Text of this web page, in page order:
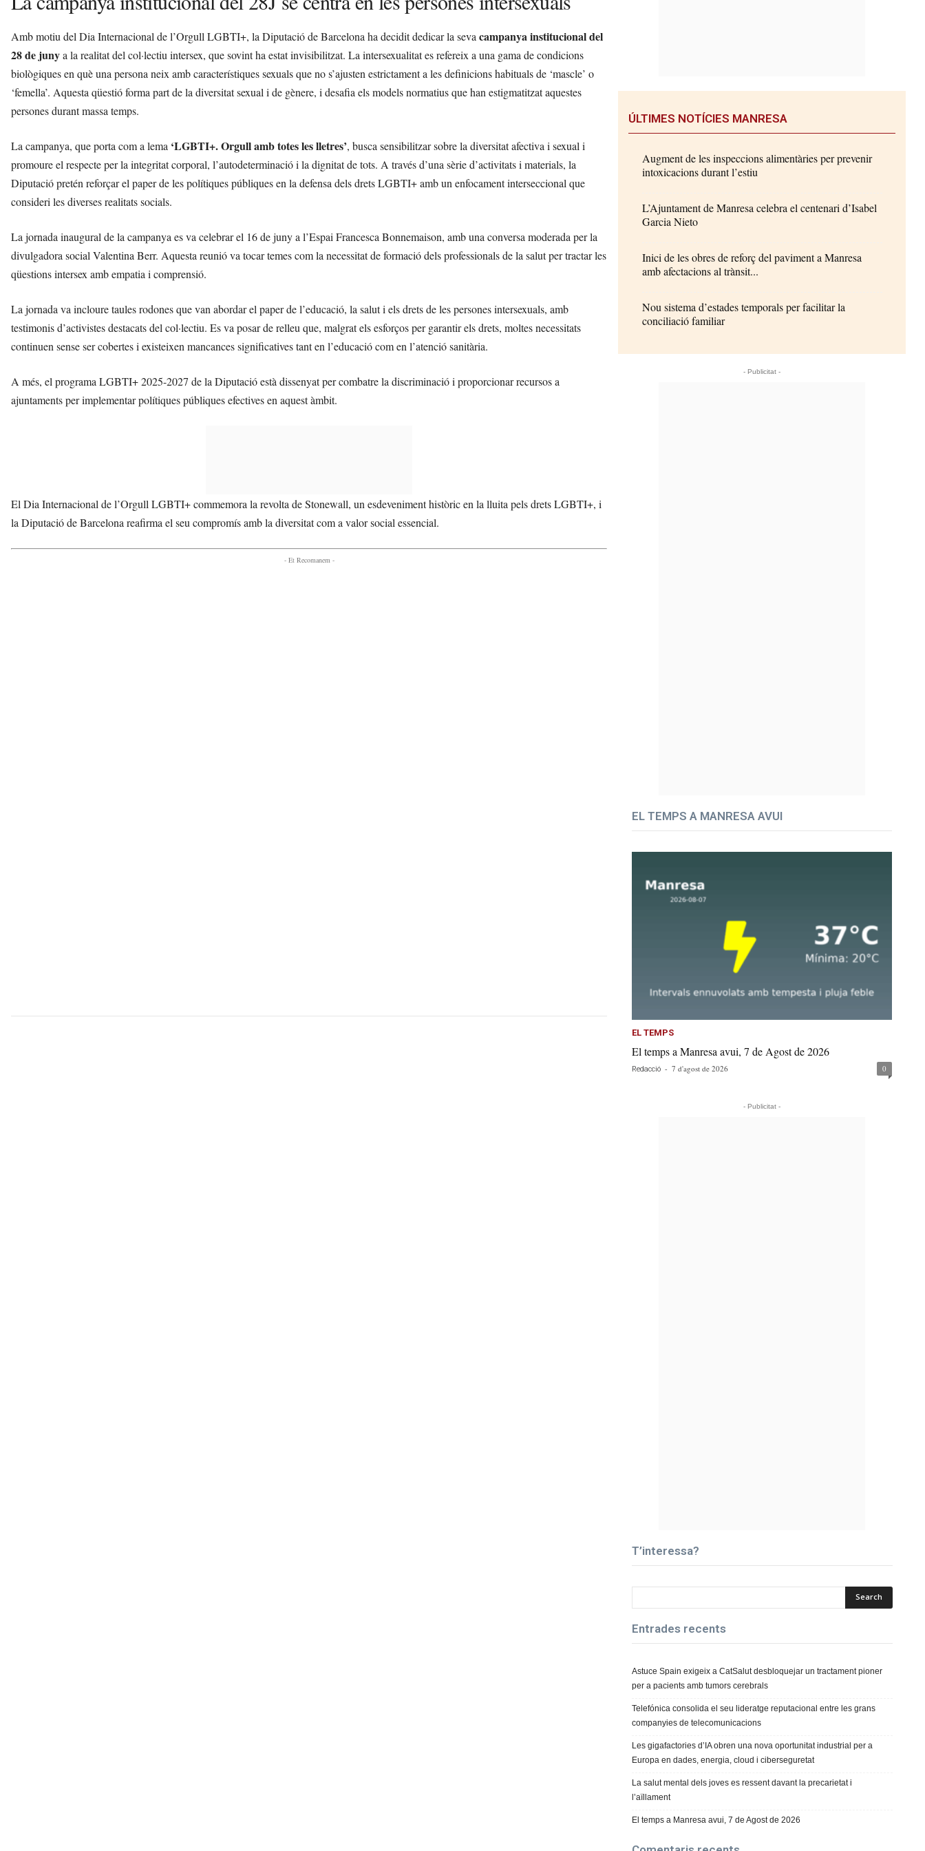
Amb motiu del Dia Internacional de l’Orgull LGBTI+, la Diputació de Barcelona ha decidit dedicar la sevacampanya institucional del
28 de junya la realitat del col·lectiu intersex, que sovint ha estat invisibilitzat. La intersexualitat es refereix a una gama de condicions
biològiques en què una persona neix amb característiques sexuals que no s’ajusten estrictament a les definicions habituals de ‘mascle’ o
‘femella’. Aquesta qüestió forma part de la diversitat sexual i de gènere, i desafia els models normatius que han estigmatitzat aquestes
persones durant massa temps.
La campanya, que porta com a lema ‘LGBTI+. Orgull amb totes les lletres’, busca sensibilitzar sobre la diversitat afectiva i sexual i
promoure el respecte per la integritat corporal, l’autodeterminació i la dignitat de tots. A través d’una sèrie d’activitats i materials, la
Diputació pretén reforçar el paper de les polítiques públiques en la defensa dels drets LGBTI+ amb un enfocament interseccional que
consideri les diverses realitats socials.
La jornada inaugural de la campanya es va celebrar el 16 de juny a l’Espai Francesca Bonnemaison, amb una conversa moderada per la
divulgadora social Valentina Berr. Aquesta reunió va tocar temes com la necessitat de formació dels professionals de la salut per tractar les
qüestions intersex amb empatia i comprensió.
La jornada va incloure taules rodones que van abordar el paper de l’educació, la salut i els drets de les persones intersexuals, amb
testimonis d’activistes destacats del col·lectiu. Es va posar de relleu que, malgrat els esforços per garantir els drets, moltes necessitats
continuen sense ser cobertes i existeixen mancances significatives tant en l’educació com en l’atenció sanitària.
A més, el programa LGBTI+ 2025-2027 de la Diputació està dissenyat per combatre la discriminació i proporcionar recursos a
ajuntaments per implementar polítiques públiques efectives en aquest àmbit.
El Dia Internacional de l’Orgull LGBTI+ commemora la revolta de Stonewall, un esdeveniment històric en la lluita pels drets LGBTI+, i
la Diputació de Barcelona reafirma el seu compromís amb la diversitat com a valor social essencial.
- Et Recomanem -
ÚLTIMES NOTÍCIES MANRESA
Augment de les inspeccions alimentàries per prevenir
intoxicacions durant l’estiu
L’Ajuntament de Manresa celebra el centenari d’Isabel
Garcia Nieto
Inici de les obres de reforç del paviment a Manresa
amb afectacions al trànsit...
Nou sistema d’estades temporals per facilitar la
conciliació familiar
- Publicitat -
EL TEMPS A MANRESA AVUI
EL TEMPS
El temps a Manresa avui, 7 de Agost de 2026
Redacció - 7 d'agost de 2026 0
- Publicitat -
T’interessa?
Entrades recents
Astuce Spain exigeix a CatSalut desbloquejar un tractament pioner
per a pacients amb tumors cerebrals
Telefónica consolida el seu lideratge reputacional entre les grans
companyies de telecomunicacions
Les gigafactories d’IA obren una nova oportunitat industrial per a
Europa en dades, energia, cloud i ciberseguretat
La salut mental dels joves es ressent davant la precarietat i
l’aïllament
El temps a Manresa avui, 7 de Agost de 2026